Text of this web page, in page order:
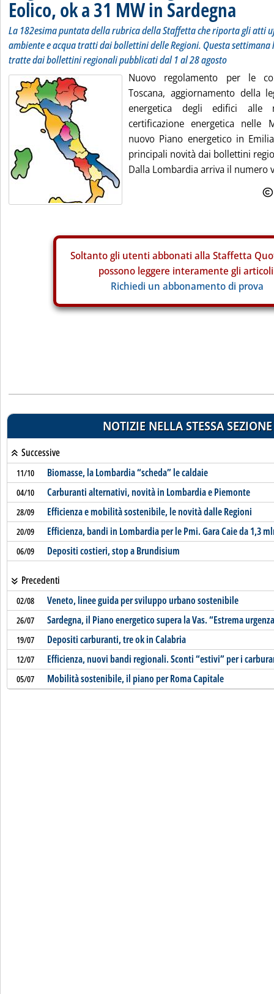
Eolico, ok a 31 MW in Sardegna
La 182esima puntata della rubrica della Staffetta che riporta gli atti
ambiente e acqua tratti dai bollettini delle Regioni. Questa settimana
tratte dai bollettini regionali pubblicati dal 1 al 28 agosto
Nuovo regolamento per le
Toscana, aggiornamento della
energetica degli edifici alle
certificazione energetica nelle
nuovo Piano energetico in
principali novità dai bollettini
Dalla Lombardia arriva il numero
Soltanto gli utenti abbonati alla Staffetta
possono leggere interamente gli
Richiedi un abbonamento di prova
NOTIZIE NELLA STESSA SEZIONE
Successive
11/10 Biomasse, la Lombardia “scheda” le caldaie
04/10 Carburanti alternativi, novità in Lombardia e Piemonte
28/09 Efficienza e mobilità sostenibile, le novità dalle Regioni
20/09 Efficienza, bandi in Lombardia per le Pmi. Gara Caie da 1,3
06/09 Depositi costieri, stop a Brundisium
Precedenti
02/08 Veneto, linee guida per sviluppo urbano sostenibile
26/07 Sardegna, il Piano energetico supera la Vas. “Estrema
19/07 Depositi carburanti, tre ok in Calabria
12/07 Efficienza, nuovi bandi regionali. Sconti “estivi” per i
05/07 Mobilità sostenibile, il piano per Roma Capitale